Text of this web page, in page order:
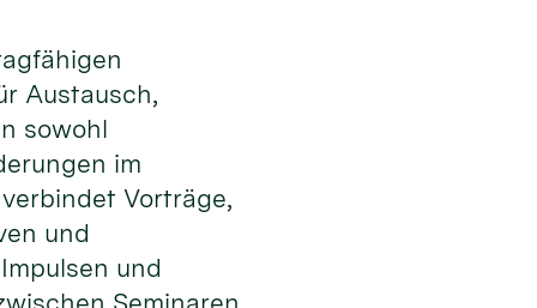
Austausch,
sowohl
im
Vorträge,
und
und